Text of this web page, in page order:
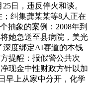
日，违反停火和谈。
纠集龚某某等8人正在
抽象的案例：2008年到
她急送至县病院，美光
深度绑定AI赛道的本钱
提醒：报假警公共次
现金中性财政方针以加
早上从家中分开，化学